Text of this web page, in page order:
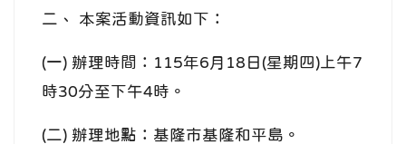
二、 本案活動資訊如下：
(一) 辦理時間：115年6月18日(星期四)上午7
時30分至下午4時。
(二) 辦理地點：基隆市基隆和平島。